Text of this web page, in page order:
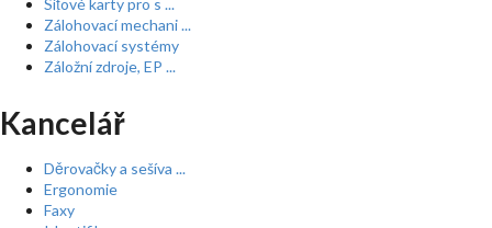
Síťové karty pro s ...
Zálohovací mechani ...
Zálohovací systémy
Záložní zdroje, EP ...
Kancelář
Děrovačky a sešíva ...
Ergonomie
Faxy